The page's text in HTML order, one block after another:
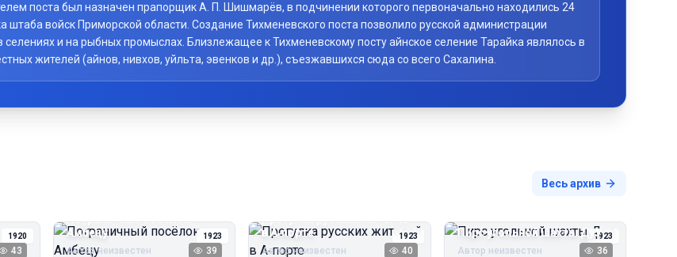
поста был назначен прапорщик А. П. Шишмарёв, в подчинении которого первоначально находились 24
штаба войск Приморской области. Создание Тихменевского поста позволило русской администрации
и на рыбных промыслах. Близлежащее к Тихменевскому посту айнское селение Тарайка являлось в
жителей (айнов, нивхов, уйльта, эвенков и др.), съезжавшихся сюда со всего Сахалина.
Весь архив
1920
43
1923
Пограничный посёлок
Амбецу
Автор неизвестен 39
1923
Прогулка русских жителей
в А‑порте
Автор неизвестен 40
1923
Пирс угольной шахты Дуэ
Автор неизвестен 36